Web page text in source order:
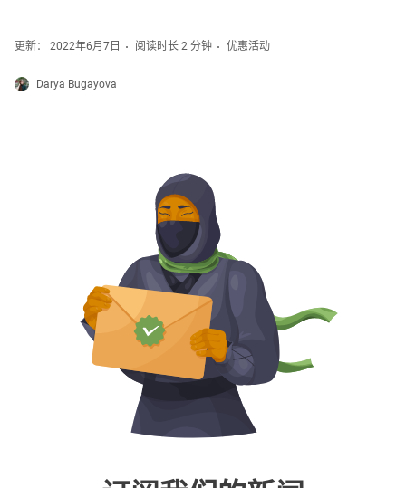
更新： 2022年6月7日 阅读时长 2 分钟 优惠活动
Darya Bugayova